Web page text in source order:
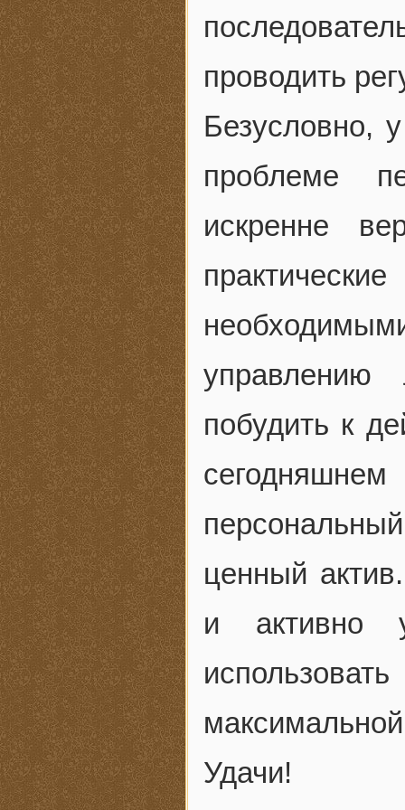
проводить
Безусловно,
проблеме
искренне
побудить к
ценный
и активно
Удачи!